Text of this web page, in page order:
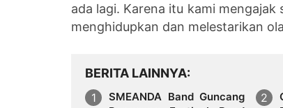
ada lagi. Karena itu kami
menghidupkan dan melestarikan
BERITA LAINNYA
SMEANDA Band Guncang